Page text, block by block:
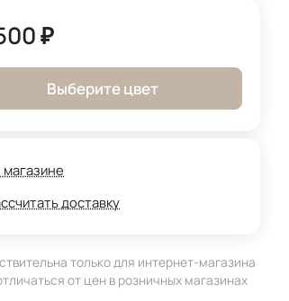
₽
Выберите цвет
магазине
доставку
только для интернет-магазина
от цен в розничных магазинах